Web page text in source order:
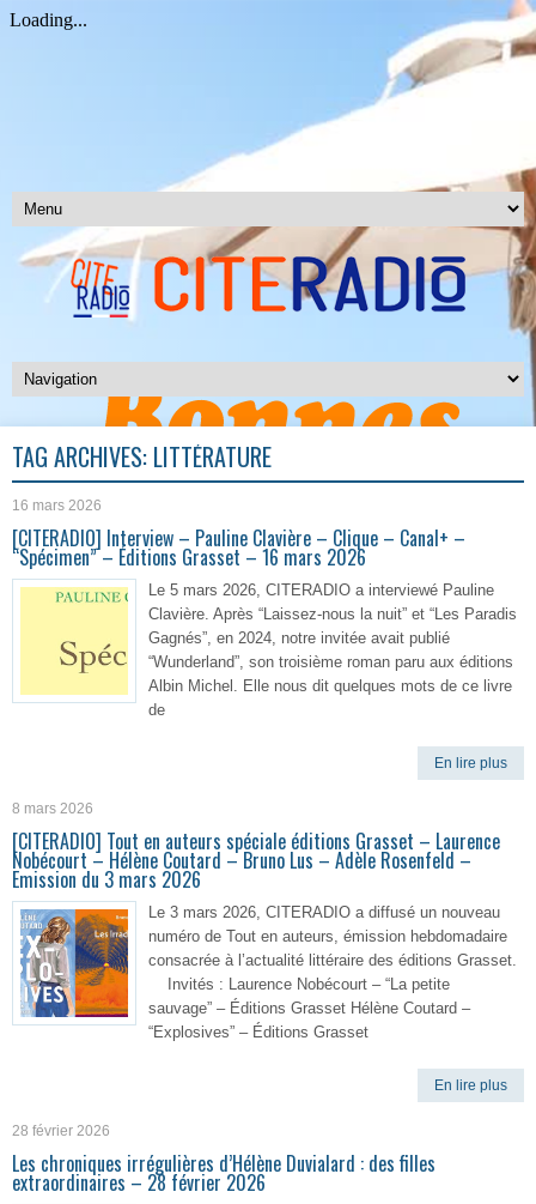
TAG ARCHIVES: LITTÉRATURE
16 mars 2026
[CITERADIO] Interview – Pauline Clavière – Clique – Canal+ –
“Spécimen” – Éditions Grasset – 16 mars 2026
Le 5 mars 2026, CITERADIO a interviewé Pauline
Clavière. Après “Laissez-nous la nuit” et “Les Paradis
Gagnés”, en 2024, notre invitée avait publié
“Wunderland”, son troisième roman paru aux éditions
Albin Michel. Elle nous dit quelques mots de ce livre
de
En lire plus
8 mars 2026
[CITERADIO] Tout en auteurs spéciale éditions Grasset – Laurence
Nobécourt – Hélène Coutard – Bruno Lus – Adèle Rosenfeld –
Emission du 3 mars 2026
Le 3 mars 2026, CITERADIO a diffusé un nouveau
numéro de Tout en auteurs, émission hebdomadaire
consacrée à l’actualité littéraire des éditions Grasset.
Invités : Laurence Nobécourt – “La petite
sauvage” – Éditions Grasset Hélène Coutard –
“Explosives” – Éditions Grasset
En lire plus
28 février 2026
Les chroniques irrégulières d’Hélène Duvialard : des filles
extraordinaires – 28 février 2026